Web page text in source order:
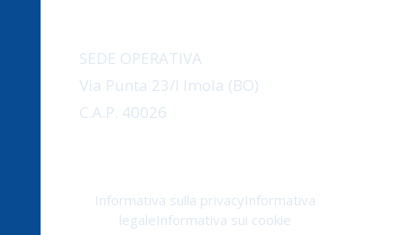
SEDE OPERATIVA
Via Punta 23/I Imola (BO)
C.A.P. 40026
Informativa sulla privacyInformativa
legaleInformativa sui cookie